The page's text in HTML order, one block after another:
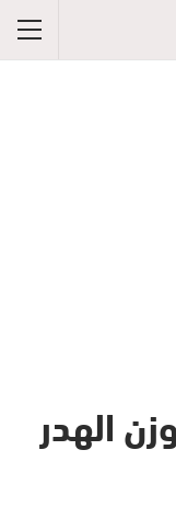
الهدر